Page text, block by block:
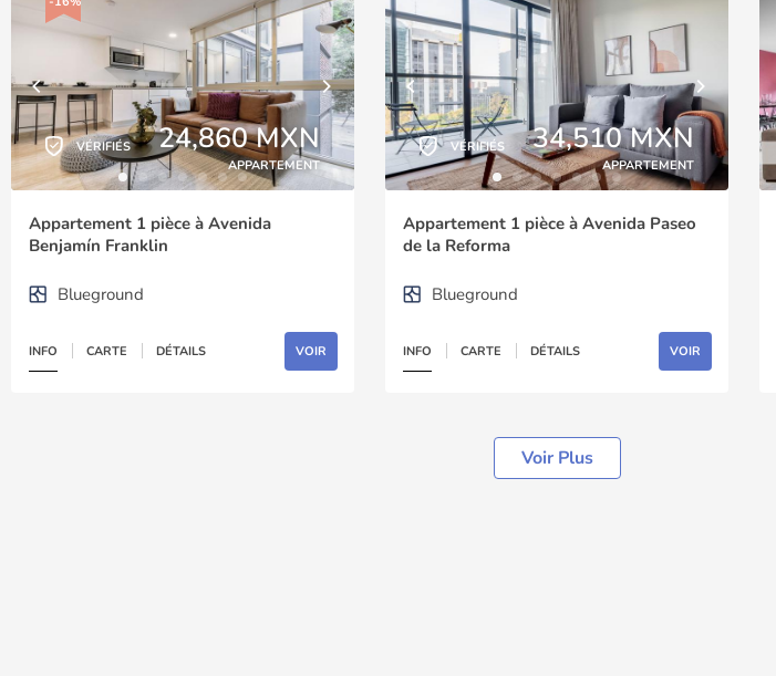
VÉRIFIÉS 24,860 MXN
APPARTEMENT
Appartement 1 pièce à Avenida
Benjamín Franklin
Blueground
INFO CARTE DÉTAILS VOIR
VÉRIFIÉS 34,510 MXN
APPARTEMENT
Appartement 1 pièce à Avenida Paseo
de la Reforma
Blueground
INFO CARTE DÉTAILS VOIR
Voir Plus